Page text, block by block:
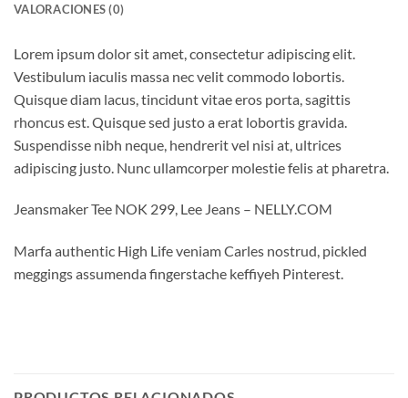
VALORACIONES (0)
Lorem ipsum dolor sit amet, consectetur adipiscing elit.
Vestibulum iaculis massa nec velit commodo lobortis.
Quisque diam lacus, tincidunt vitae eros porta, sagittis
rhoncus est. Quisque sed justo a erat lobortis gravida.
Suspendisse nibh neque, hendrerit vel nisi at, ultrices
adipiscing justo. Nunc ullamcorper molestie felis at pharetra.
Jeansmaker Tee NOK 299, Lee Jeans – NELLY.COM
Marfa authentic High Life veniam Carles nostrud, pickled
meggings assumenda fingerstache keffiyeh Pinterest.